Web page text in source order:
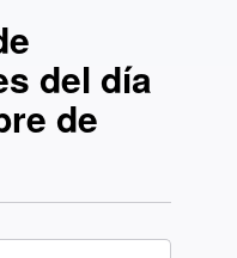
del día
de